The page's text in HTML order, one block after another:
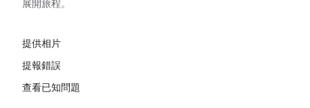
展開旅程。
提供相片
提報錯誤
查看已知問題